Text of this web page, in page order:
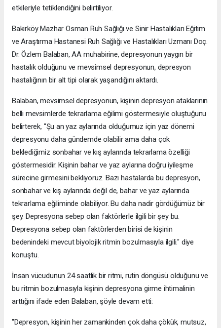
etkileriyle tetiklendiğini belirtiliyor.
Bakırköy Mazhar Osman Ruh Sağlığı ve Sinir Hastalıkları Eğitim
ve Araştırma Hastanesi Ruh Sağlığı ve Hastalıkları Uzmanı Doç.
Dr. Özlem Balaban, AA muhabirine, depresyonun yaygın bir
hastalık olduğunu ve mevsimsel depresyonun, depresyon
hastalığının bir alt tipi olarak yaşandığını aktardı.
Balaban, mevsimsel depresyonun, kişinin depresyon ataklarının
belli mevsimlerde tekrarlama eğilimi göstermesiyle oluştuğunu
belirterek, "Şu an yaz aylarında olduğumuz için yaz dönemi
depresyonu daha gündemde olabilir ama daha çok
beklediğimiz sonbahar ve kış aylarında tekrarlama özelliği
göstermesidir. Kişinin bahar ve yaz aylarına doğru iyileşme
sürecine girmesini bekliyoruz. Bazı hastalarda bu depresyon,
sonbahar ve kış aylarında değil de, bahar ve yaz aylarında
tekrarlama eğiliminde olabiliyor. Bu daha nadir gördüğümüz bir
şey. Depresyona sebep olan faktörlerle ilgili bir şey bu.
Depresyona sebep olan faktörlerden birisi de kişinin
bedenindeki mevcut biyolojik ritmin bozulmasıyla ilgili." diye
konuştu.
İnsan vücudunun 24 saatlik bir ritmi, rutin döngüsü olduğunu ve
bu ritmin bozulmasıyla kişinin depresyona girme ihtimalinin
arttığını ifade eden Balaban, şöyle devam etti:
"Depresyon, kişinin her zamankinden çok daha çökük, mutsuz,